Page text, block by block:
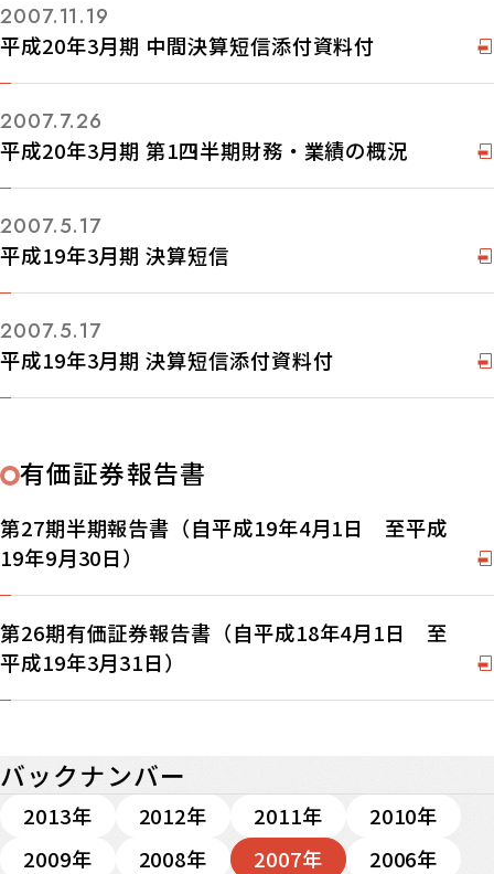
2007.11.19
平成20年3月期 中間決算短信添付資料付
2007.7.26
平成20年3月期 第1四半期財務・業績の概況
2007.5.17
平成19年3月期 決算短信
2007.5.17
平成19年3月期 決算短信添付資料付
有価証券報告書
第27期半期報告書（自平成19年4月1日 至平成
19年9月30日）
第26期有価証券報告書（自平成18年4月1日 至
平成19年3月31日）
バックナンバー
2013年 2012年 2011年
2010年
2009年
2008年 2007年
2006年